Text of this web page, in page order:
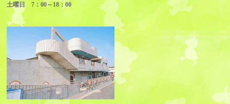
土曜日 7：00～18：00